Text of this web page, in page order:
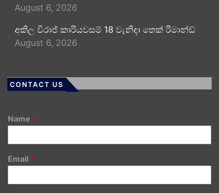
August 6, 2026
අකිල විරාජ් කාරියවසම් 18 වැනිදා තෙක් රිමාන්ඩ්
August 6, 2026
CONTACT US
Name *
Email *